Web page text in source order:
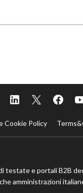
Cookie Policy
testate e portali B2B
amministrazioni